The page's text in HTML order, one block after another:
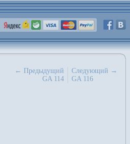
← Предыдущий
GA 114
Следующий →
GA 116